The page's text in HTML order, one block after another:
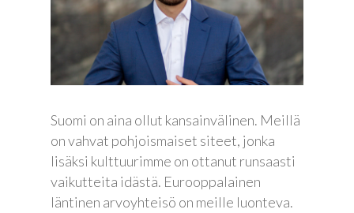
Suomi on aina ollut kansainvälinen. Meillä
on vahvat pohjoismaiset siteet, jonka
lisäksi kulttuurimme on ottanut runsaasti
vaikutteita idästä. Eurooppalainen
läntinen arvoyhteisö on meille luonteva.